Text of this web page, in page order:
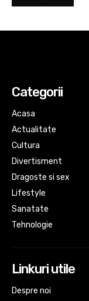
Categorii
Acasa
Actualitate
Cultura
Divertisment
Dragoste si sex
Lifestyle
Sanatate
Tehnologie
Linkuri utile
Despre noi